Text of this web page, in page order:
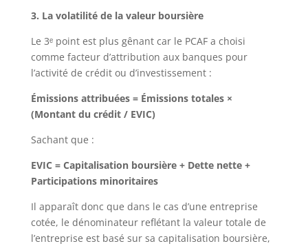
3. La volatilité de la valeur boursière
Le 3ᵉ point est plus gênant car le PCAF a choisi
comme facteur d’attribution aux banques pour
l’activité de crédit ou d’investissement :
Émissions attribuées = Émissions totales ×
(Montant du crédit / EVIC)
Sachant que :
EVIC = Capitalisation boursière + Dette nette +
Participations minoritaires
Il apparaît donc que dans le cas d’une entreprise
cotée, le dénominateur reflétant la valeur totale de
l’entreprise est basé sur sa capitalisation boursière,